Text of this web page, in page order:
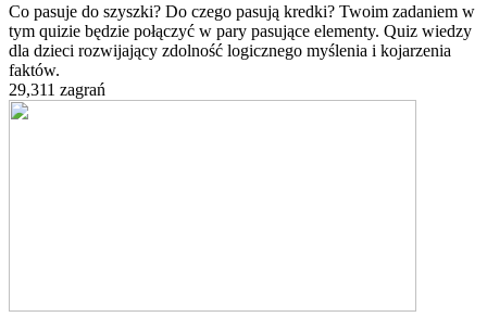
Co pasuje do szyszki? Do czego pasują kredki? Twoim zadaniem w
tym quizie będzie połączyć w pary pasujące elementy. Quiz wiedzy
dla dzieci rozwijający zdolność logicznego myślenia i kojarzenia
faktów.
29,311 zagrań